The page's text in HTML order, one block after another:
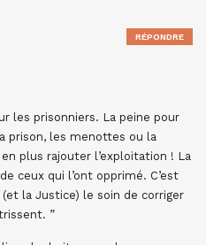
les prisonniers. La peine pour
prison, les menottes ou la
plus rajouter l’exploitation ! La
ceux qui l’ont opprimé. C’est
la Justice) le soin de corriger
”
RÉPONDRE